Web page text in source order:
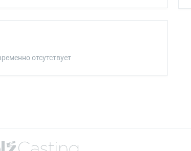
отсутствует